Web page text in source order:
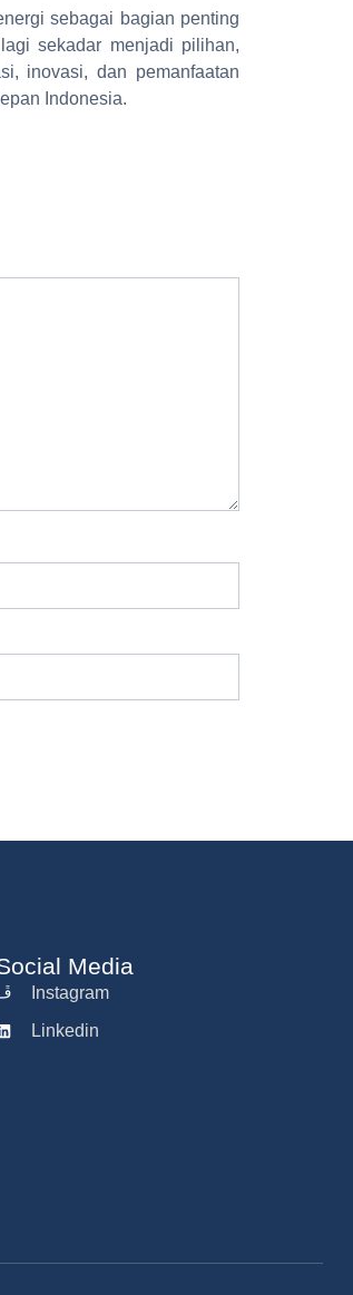
sebagai bagian penting
sekadar menjadi pilihan,
inovasi, dan pemanfaatan
Indonesia.
Media
Instagram
Linkedin